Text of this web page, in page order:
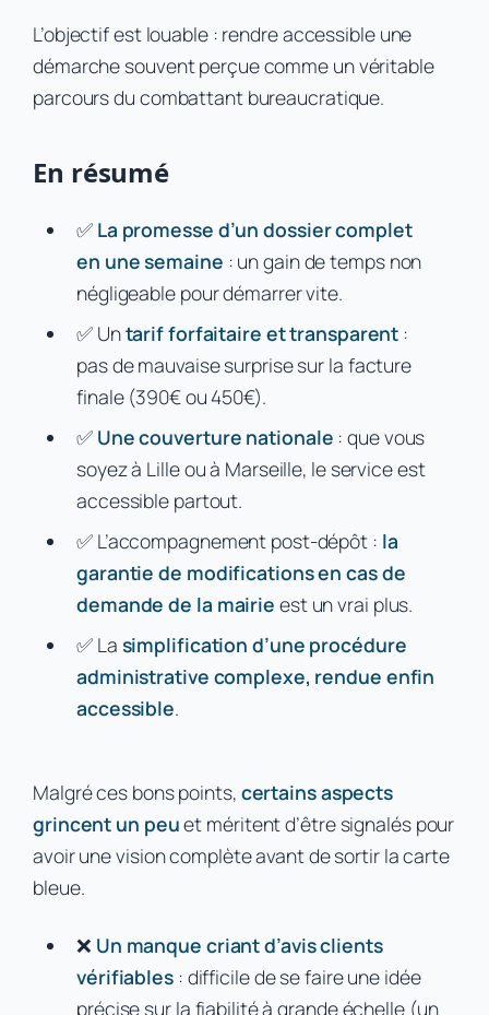
L’objectif est louable : rendre accessible une
démarche souvent perçue comme un véritable
parcours du combattant bureaucratique.
En résumé
✅ La promesse d’un dossier complet
en une semaine : un gain de temps non
négligeable pour démarrer vite.
✅ Untarif forfaitaire et transparent :
pas de mauvaise surprise sur la facture
finale (390€ ou 450€).
✅ Une couverture nationale : que vous
soyez à Lille ou à Marseille, le service est
accessible partout.
✅ L’accompagnement post-dépôt : la
garantie de modifications en cas de
demande de la mairie est un vrai plus.
✅ La simplification d’une procédure
administrative complexe, rendue enfin
accessible.
Malgré ces bons points, certains aspects
grincent un peuet méritent d’être signalés pour
avoir une vision complète avant de sortir la carte
bleue.
❌ Un manque criant d’avis clients
vérifiables: difficile de se faire une idée
précise sur la fiabilité à grande échelle (un